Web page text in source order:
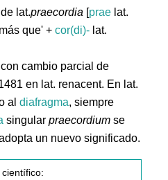
de lat.praecordia [prae lat.
que' +cor(di)- lat.
con cambio parcial de
en lat. renacent. En lat.
aldiafragma, siempre
singularpraecordium se
un nuevo significado.